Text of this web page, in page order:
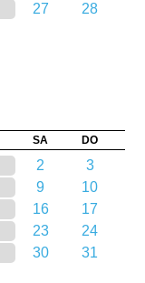
27
28
SA DO
2
3
9
10
16
17
23
24
30 31